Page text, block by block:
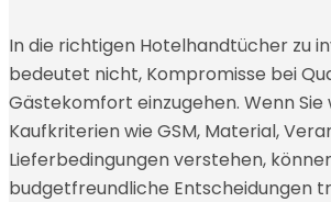
In die richtigen Hotelhandtücher zu
bedeutet nicht, Kompromisse bei
Gästekomfort einzugehen. Wenn Sie
Kaufkriterien wie GSM, Material,
Lieferbedingungen verstehen,
budgetfreundliche Entscheidungen